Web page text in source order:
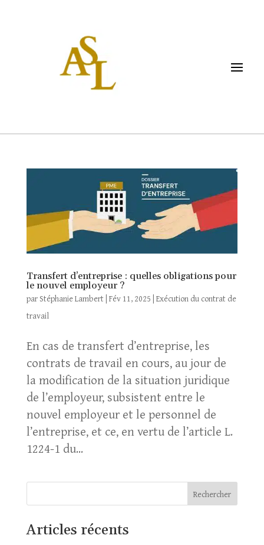
Transfert d’entreprise : quelles obligations pour
le nouvel employeur ?
par Stéphanie Lambert| Fév 11, 2025 | Exécution du contrat de
travail
En cas de transfert d’entreprise, les
contrats de travail en cours, au jour de
la modification de la situation juridique
de l’employeur, subsistent entre le
nouvel employeur et le personnel de
l’entreprise, et ce, en vertu de l’article L.
1224-1 du...
Rechercher
Articles récents